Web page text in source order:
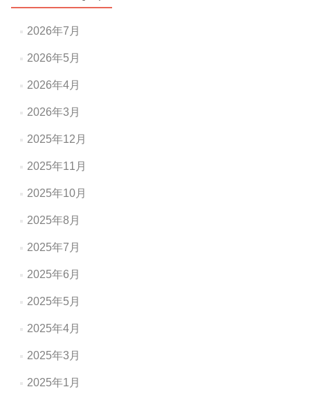
シ
ョ
ン
2026年7月
2026年5月
2026年4月
2026年3月
2025年12月
2025年11月
2025年10月
2025年8月
2025年7月
2025年6月
2025年5月
2025年4月
2025年3月
2025年1月